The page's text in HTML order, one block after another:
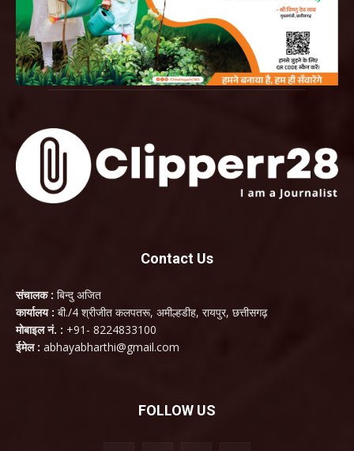
Contact Us
संचालक : बिन्दु अजित
कार्यालय : बी./4 श्रीजीत कलपतरू, अमील्हडीह, रायपुर, छत्तीसगढ़
मोबाइल नं. : +91- 8224833100
ईमेल : abhayabharthi@gmail.com
FOLLOW US